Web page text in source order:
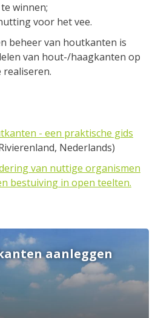
winnen;
voor het vee.
beheer van houtkanten is
van hout-/haagkanten op
- een praktische gids
Nederlands)
van nuttige organismen
bestuiving in open teelten.
aanleggen